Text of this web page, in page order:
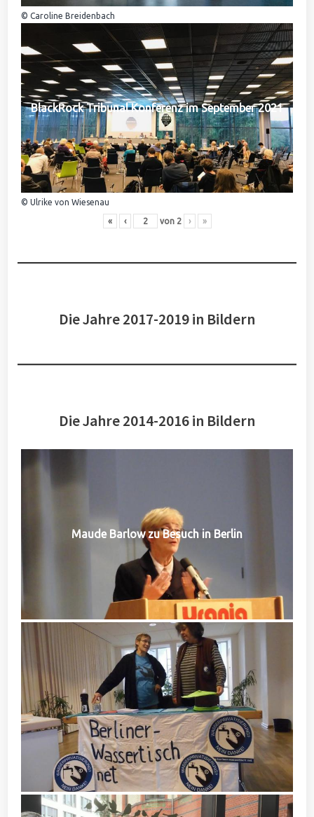
© Caroline Breidenbach
BlackRock Tribunal Konferenz im September 2021
© Ulrike von Wiesenau
« ‹ von 2 › »
Die Jahre 2017-2019 in Bildern
Die Jahre 2014-2016 in Bildern
Maude Barlow zu Besuch in Berlin